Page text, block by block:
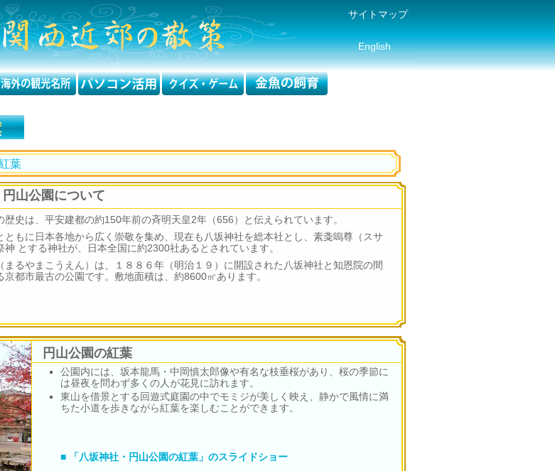
サイトマップ
English
葉
山公園について
歴史は、平安建都の約150年前の斉明天皇2年（656）と伝えられています。
ともに日本各地から広く崇敬を集め、現在も八坂神社を総本社とし、素戔嗚尊（スサ
神 とする神社が、日本全国に約2300社あるとされています。
まるやまこうえん）は、１８８６年（明治１９）に開設された八坂神社と知恩院の間
京都市最古の公園です。敷地面積は、約8600㎡あります。
円山公園の紅葉
公園内には、坂本龍馬・中岡慎太郎像や有名な枝垂桜があり、桜の季節に
は昼夜を問わず多くの人が花見に訪れます。
東山を借景とする回遊式庭園の中でモミジが美しく映え、静かで風情に満
ちた小道を歩きながら紅葉を楽しむことができます。
■ 「八坂神社・円山公園の紅葉」のスライドショー